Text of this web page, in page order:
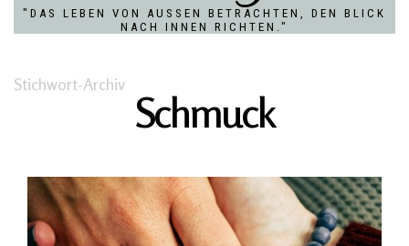
"DAS LEBEN VON AUSSEN BETRACHTEN, DEN BLICK N
ACH INNEN RICHTEN."
Stichwort-Archiv
Schmuck